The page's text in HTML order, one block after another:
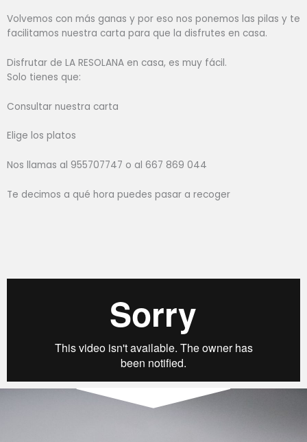
Volvemos con más ganas y por eso nos ponemos las pilas y te
facilitamos nuestra carta para que la disfrutes en casa.
Disfrutar de LA RESOLANA en casa, es muy fácil.
Solo tienes que:
Consultar nuestra carta
Elige los platos
Nos llamas al 955707747 o al 667 869 044
Te decimos a qué hora puedes pasar a recoger